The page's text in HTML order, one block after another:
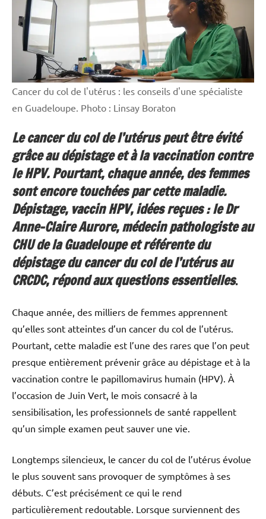
Cancer du col de l'utérus : les conseils d'une spécialiste
en Guadeloupe. Photo : Linsay Boraton
Le cancer du col de l’utérus peut être évité
grâce au dépistage et à la vaccination contre
le HPV. Pourtant, chaque année, des femmes
sont encore touchées par cette maladie.
Dépistage, vaccin HPV, idées reçues : le Dr
Anne-Claire Aurore, médecin pathologiste au
CHU de la Guadeloupe et référente du
dépistage du cancer du col de l’utérus au
CRCDC, répond aux questions essentielles.
Chaque année, des milliers de femmes apprennent
qu’elles sont atteintes d’un cancer du col de l’utérus.
Pourtant, cette maladie est l’une des rares que l’on peut
presque entièrement prévenir grâce au dépistage et à la
vaccination contre le papillomavirus humain (HPV). À
l’occasion de Juin Vert, le mois consacré à la
sensibilisation, les professionnels de santé rappellent
qu’un simple examen peut sauver une vie.
Longtemps silencieux, le cancer du col de l’utérus évolue
le plus souvent sans provoquer de symptômes à ses
débuts. C’est précisément ce qui le rend
particulièrement redoutable. Lorsque surviennent des